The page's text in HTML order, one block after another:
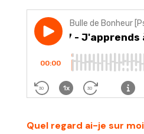
Quel regard ai-je sur